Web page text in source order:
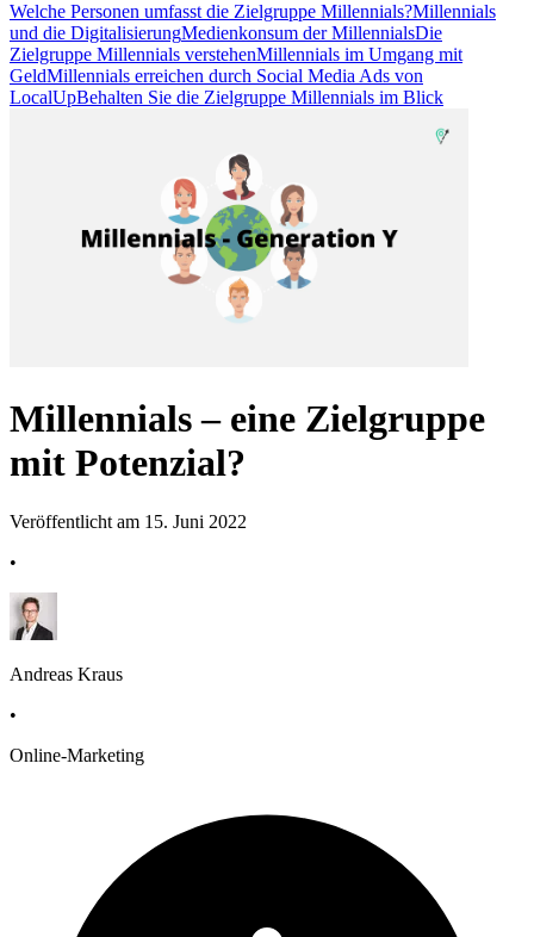
Welche Personen umfasst die Zielgruppe Millennials?Millennials
und die DigitalisierungMedienkonsum der MillennialsDie
Zielgruppe Millennials verstehenMillennials im Umgang mit
GeldMillennials erreichen durch Social Media Ads von
LocalUpBehalten Sie die Zielgruppe Millennials im Blick
Millennials – eine Zielgruppe
mit Potenzial?
Veröffentlicht am 15. Juni 2022
•
Andreas Kraus
•
Online-Marketing